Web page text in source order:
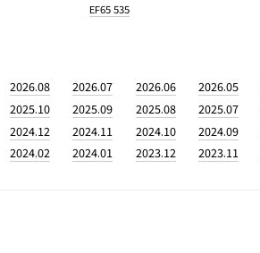
EF65 535
2026.08 2026.07 2026.06 2026.05
2025.10
2025.09 2025.08 2025.07
2024.12
2024.11 2024.10 2024.09
2024.02
2024.01 2023.12 2023.11